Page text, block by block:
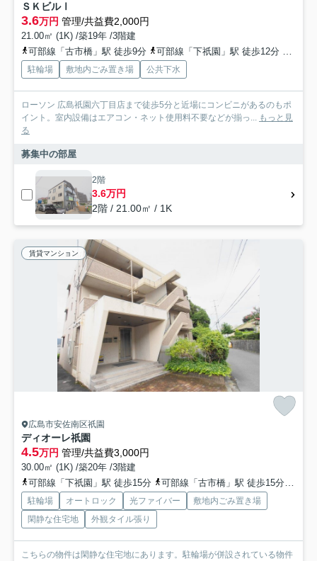
ＳＫビルⅠ
3.6万円 管理/共益費2,000円
21.00㎡ (1K) /築19年 /3階建
可部線「古市橋」駅 徒歩9分
可部線「下祇園」駅 徒歩12分 広島
駐輪場 敷地内ごみ置き場 公共下水
ローソン 広島祇園六丁目店まで徒歩5分と近場にコンビニがあるのもポ
イント。室内設備はエアコン・ネット使用料不要などが揃っ... もっと見
る
募集中の部屋
2階
3.6万円
2階 / 21.00㎡ / 1K
賃貸マンション
広島市安佐南区祇園
ディオーレ祇園
4.5万円 管理/共益費3,000円
30.00㎡ (1K) /築20年 /3階建
可部線「下祇園」駅 徒歩15分
可部線「古市橋」駅 徒歩15分
駐輪場 オートロック 光ファイバー
敷地内ごみ置き場
閑静な住宅地
外観タイル張り
こちらの物件は閑静な住宅地にあります。駐輪場が併設されている物件